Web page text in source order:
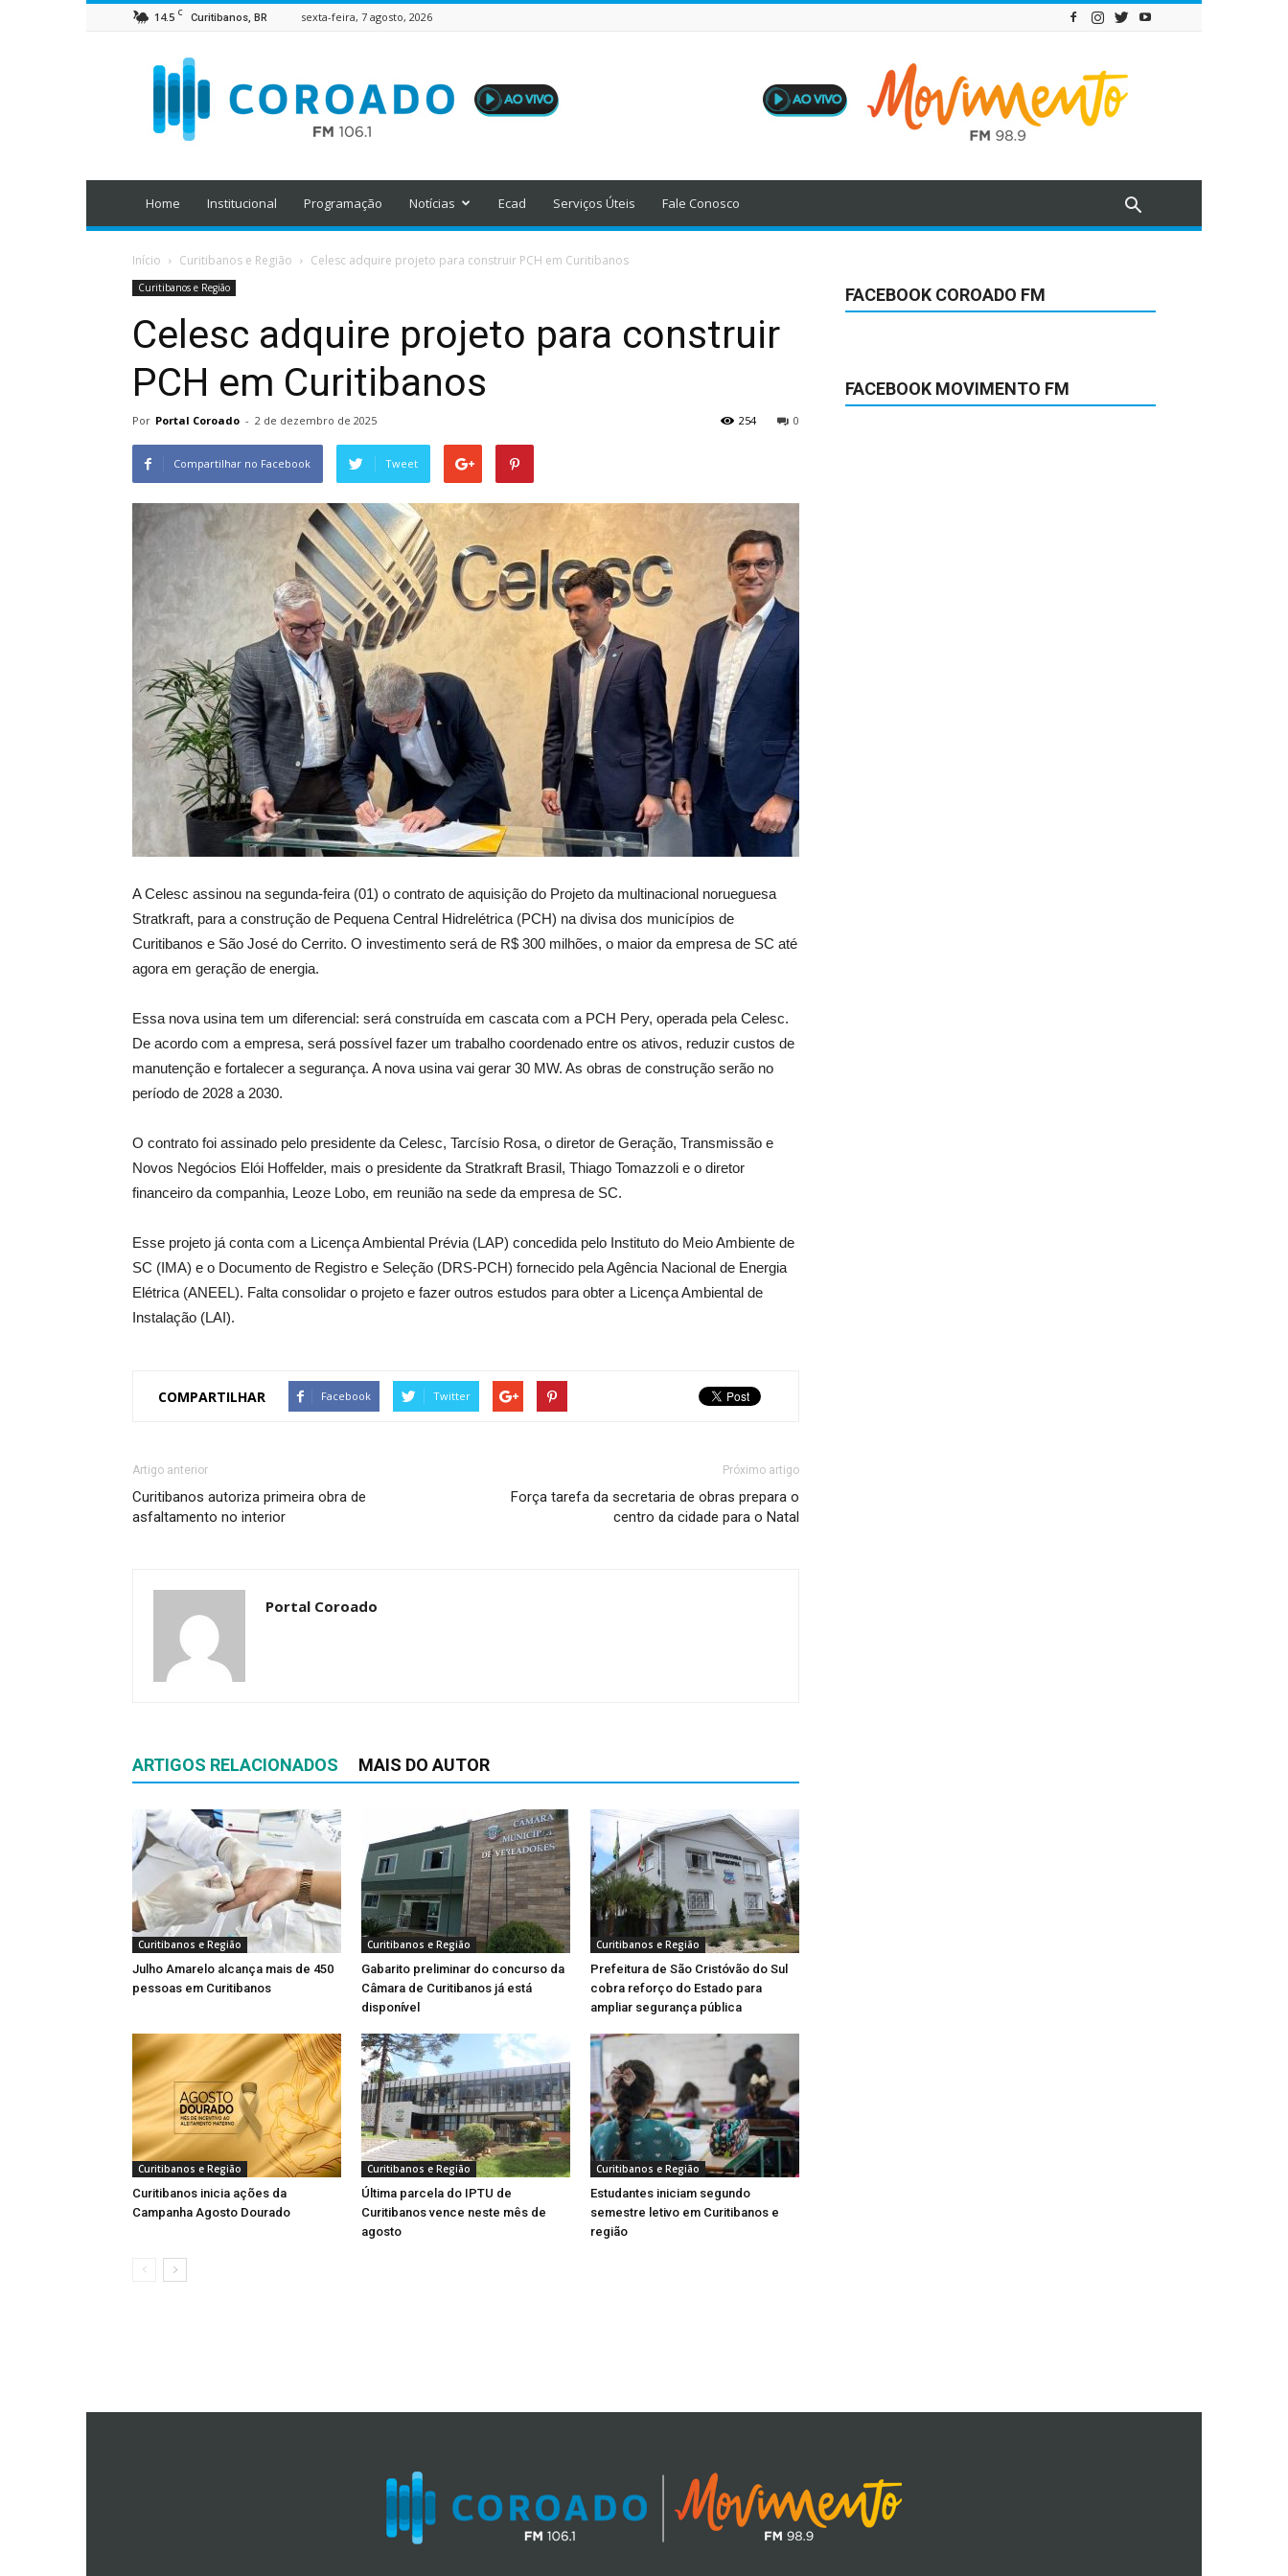
14.5 C Curitibanos, BR sexta-feira, 7 agosto, 2026
Home Institucional Programação Notícias Ecad Serviços Úteis Fale Conosco
Início Curitibanos e Região Celesc adquire projeto para construir PCH em Curitibanos
Curitibanos e Região
Celesc adquire projeto para construir
PCH em Curitibanos
Por Portal Coroado - 2 de dezembro de 2025 0
254
Compartilhar no Facebook Tweet
A Celesc assinou na segunda-feira (01) o contrato de aquisição do Projeto da multinacional norueguesa
Stratkraft, para a construção de Pequena Central Hidrelétrica (PCH) na divisa dos municípios de
Curitibanos e São José do Cerrito. O investimento será de R$ 300 milhões, o maior da empresa de SC até
agora em geração de energia.
Essa nova usina tem um diferencial: será construída em cascata com a PCH Pery, operada pela Celesc.
De acordo com a empresa, será possível fazer um trabalho coordenado entre os ativos, reduzir custos de
manutenção e fortalecer a segurança. A nova usina vai gerar 30 MW. As obras de construção serão no
período de 2028 a 2030.
O contrato foi assinado pelo presidente da Celesc, Tarcísio Rosa, o diretor de Geração, Transmissão e
Novos Negócios Elói Hoffelder, mais o presidente da Stratkraft Brasil, Thiago Tomazzoli e o diretor
financeiro da companhia, Leoze Lobo, em reunião na sede da empresa de SC.
Esse projeto já conta com a Licença Ambiental Prévia (LAP) concedida pelo Instituto do Meio Ambiente de
SC (IMA) e o Documento de Registro e Seleção (DRS-PCH) fornecido pela Agência Nacional de Energia
Elétrica (ANEEL). Falta consolidar o projeto e fazer outros estudos para obter a Licença Ambiental de
Instalação (LAI).
COMPARTILHAR Facebook Twitter
Artigo anterior
Curitibanos autoriza primeira obra de
asfaltamento no interior
Próximo artigo
Força tarefa da secretaria de obras prepara o
centro da cidade para o Natal
Portal Coroado
ARTIGOS RELACIONADOS MAIS DO AUTOR
Curitibanos e Região
Julho Amarelo alcança mais de 450
pessoas em Curitibanos
Curitibanos e Região
Gabarito preliminar do concurso da
Câmara de Curitibanos já está
disponível
Curitibanos e Região
Prefeitura de São Cristóvão do Sul
cobra reforço do Estado para
ampliar segurança pública
Curitibanos e Região
Curitibanos inicia ações da
Campanha Agosto Dourado
Curitibanos e Região
Última parcela do IPTU de
Curitibanos vence neste mês de
agosto
Curitibanos e Região
Estudantes iniciam segundo
semestre letivo em Curitibanos e
região
FACEBOOK COROADO FM
FACEBOOK MOVIMENTO FM